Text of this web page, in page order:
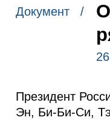
Документ /
Президент
Эн, Би-Би-Си,